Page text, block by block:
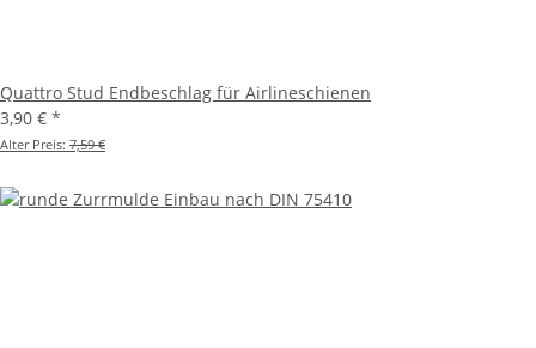
Quattro Stud Endbeschlag für Airlineschienen
3,90 € *
Alter Preis: 7,59 €